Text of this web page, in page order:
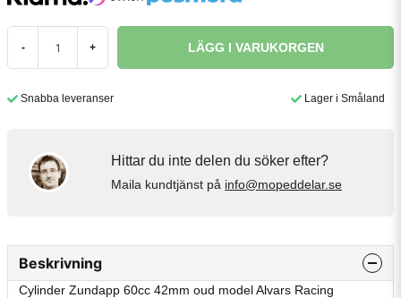
- + LÄGG I VARUKORGEN
Snabba leveranser Lager i Småland
Hittar du inte delen du söker efter?
Maila kundtjänst på info@mopeddelar.se
Beskrivning
Cylinder Zundapp 60cc 42mm oud model Alvars Racing